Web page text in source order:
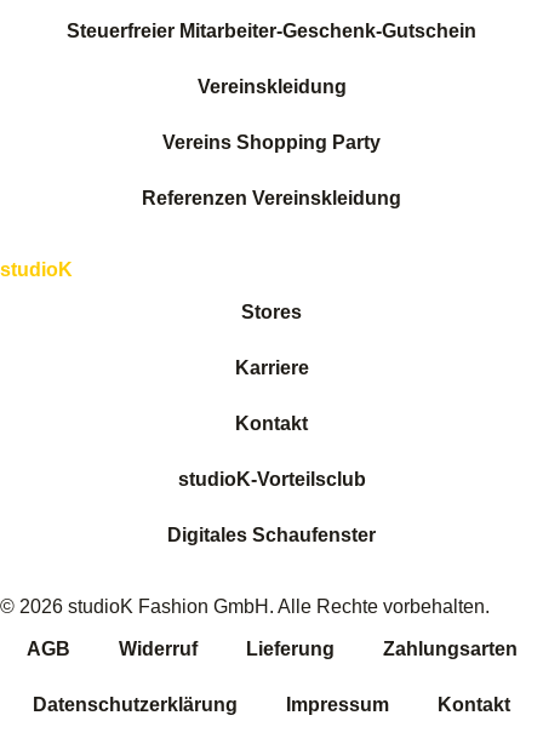
Steuerfreier Mitarbeiter-Geschenk-Gutschein
Vereinskleidung
Vereins Shopping Party
Referenzen Vereinskleidung
studioK
Stores
Karriere
Kontakt
studioK-Vorteilsclub
Digitales Schaufenster
© 2026 studioK Fashion GmbH. Alle Rechte vorbehalten.
AGB Widerruf Lieferung Zahlungsarten
Datenschutzerklärung Impressum Kontakt